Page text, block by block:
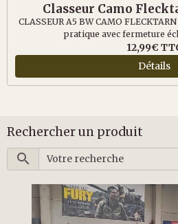
Classeur Camo
CLASSEUR A5 BW CAMO
pratique avec fermeture
12,99€
Détails
Rechercher un produit